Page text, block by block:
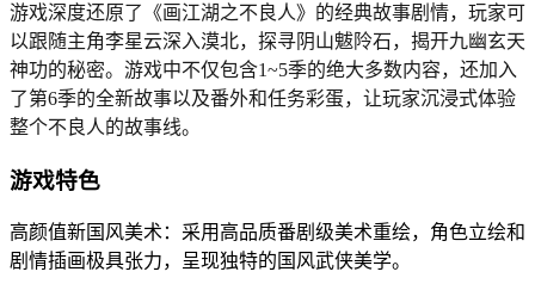
游戏深度还原了《画江湖之不良人》的经典故事剧情，玩家可
以跟随主角李星云深入漠北，探寻阴山魃阾石，揭开九幽玄天
神功的秘密。游戏中不仅包含1~5季的绝大多数内容，还加入
了第6季的全新故事以及番外和任务彩蛋，让玩家沉浸式体验
整个不良人的故事线。
游戏特色
高颜值新国风美术：采用高品质番剧级美术重绘，角色立绘和
剧情插画极具张力，呈现独特的国风武侠美学。